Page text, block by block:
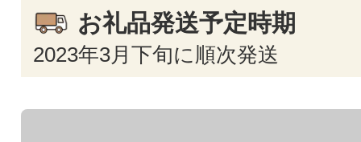
お礼品発送予定時期
2023年3月下旬に順次発送